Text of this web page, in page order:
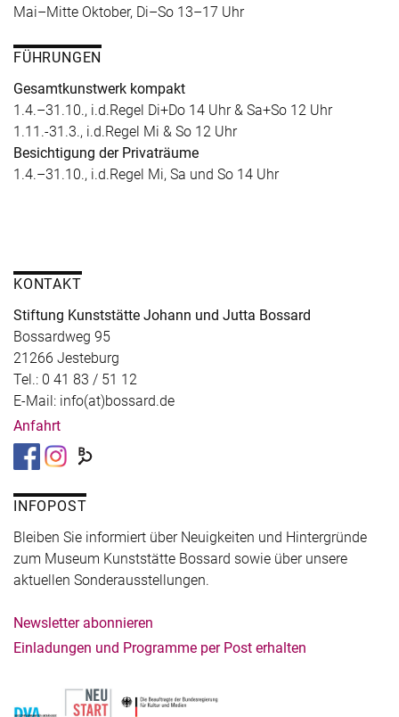
Mai–Mitte Oktober, Di–So 13–17 Uhr
FÜHRUNGEN
Gesamtkunstwerk kompakt
1.4.–31.10., i.d.Regel Di+Do 14 Uhr & Sa+So 12 Uhr
1.11.-31.3., i.d.Regel Mi & So 12 Uhr
Besichtigung der Privaträume
1.4.–31.10., i.d.Regel Mi, Sa und So 14 Uhr
KONTAKT
Stiftung Kunststätte Johann und Jutta Bossard
Bossardweg 95
21266 Jesteburg
Tel.: 0 41 83 / 51 12
E-Mail: info(at)bossard.de
Anfahrt
INFOPOST
Bleiben Sie informiert über Neuigkeiten und Hintergründe
zum Museum Kunststätte Bossard sowie über unsere
aktuellen Sonderausstellungen.
Newsletter abonnieren
Einladungen und Programme per Post erhalten